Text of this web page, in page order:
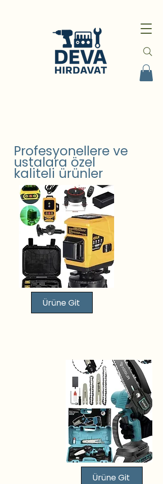
Profesyonellere ve
ustalara özel
kaliteli ürünler
Ürüne Git
Ürüne Git